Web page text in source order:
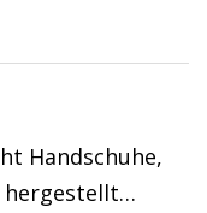
Handschuhe,
hergestellt